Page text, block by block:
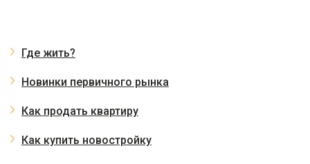
Где жить?
Новинки первичного рынка
Как продать квартиру
Как купить новостройку